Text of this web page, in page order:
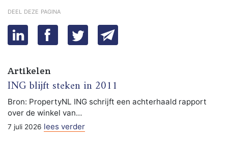
deel deze pagina
Artikelen
ING blijft steken in 2011
Bron: PropertyNL ING schrijft een achterhaald rapport
over de winkel van…
7 juli 2026 lees verder